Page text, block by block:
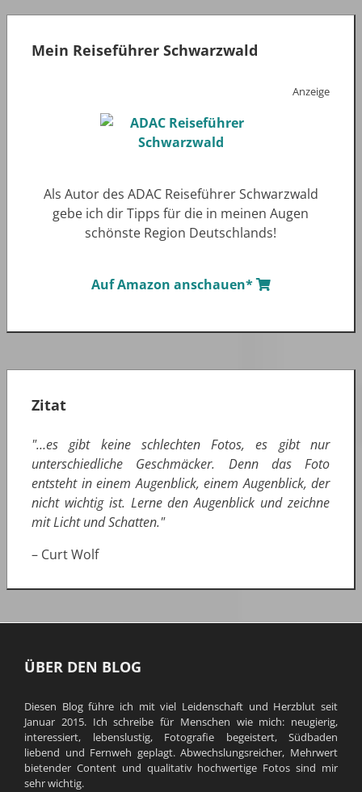
Mein Reiseführer Schwarzwald
Anzeige
Als Autor des ADAC Reiseführer Schwarzwald
gebe ich dir Tipps für die in meinen Augen
schönste Region Deutschlands!
Auf Amazon anschauen*
Zitat
"…es gibt keine schlechten Fotos, es gibt nur
unterschiedliche Geschmäcker. Denn das Foto
entsteht in einem Augenblick, einem Augenblick, der
nicht wichtig ist. Lerne den Augenblick und zeichne
mit Licht und Schatten."
– Curt Wolf
ÜBER DEN BLOG
Diesen Blog führe ich mit viel Leidenschaft und Herzblut seit
Januar 2015. Ich schreibe für Menschen wie mich: neugierig,
interessiert, lebenslustig, Fotografie begeistert, Südbaden
liebend und Fernweh geplagt. Abwechslungsreicher, Mehrwert
bietender Content und qualitativ hochwertige Fotos sind mir
sehr wichtig.